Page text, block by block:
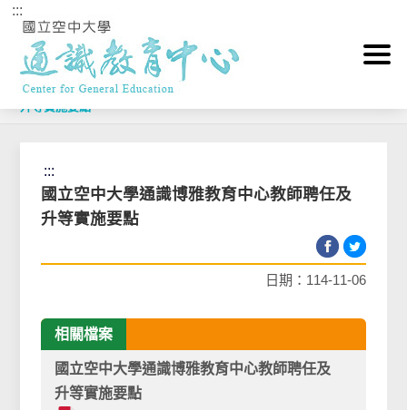
跳到主要內容區塊
:::
首頁>相關法規Rule>國立空中大學通識博雅教育中心教師聘任及
升等實施要點
:::
國立空中大學通識博雅教育中心教師聘任及
升等實施要點
日期：114-11-06
相關檔案
國立空中大學通識博雅教育中心教師聘任及
升等實施要點